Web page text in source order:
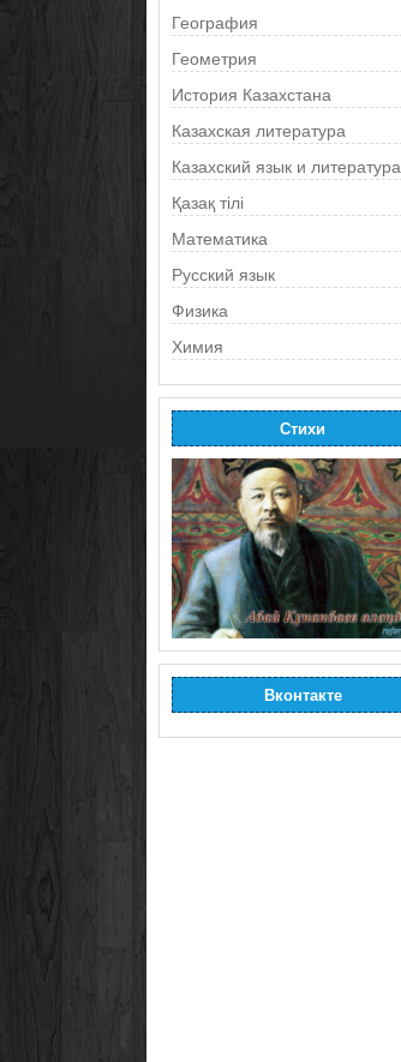
География
Геометрия
История Казахстана
Казахская литература
Казахский язык и литература
Қазақ тілі
Математика
Русский язык
Физика
Химия
Стихи
Вконтакте